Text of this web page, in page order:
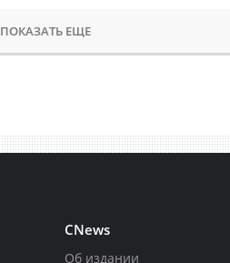
ПОКАЗАТЬ ЕЩЕ
CNews
Об издании